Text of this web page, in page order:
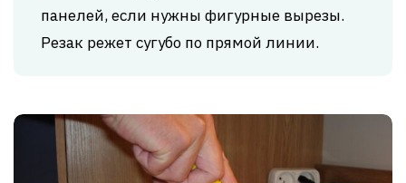
панелей, если нужны фигурные вырезы.
Резак режет сугубо по прямой линии.